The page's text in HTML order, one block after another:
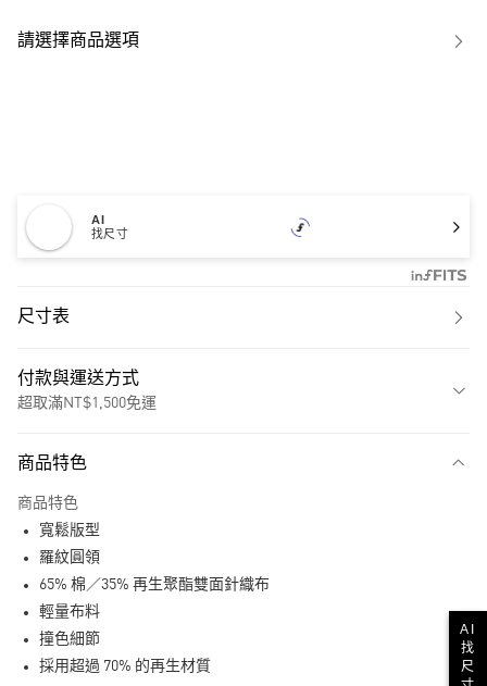
請選擇商品選項
AI
找尺寸
尺寸表
付款與運送方式
超取滿NT$1,500免運
LINE Pay
商品特色
商品特色
寬鬆版型
羅紋圓領
65% 棉／35% 再生聚酯雙面針織布
輕量布料
撞色細節
採用超過 70% 的再生材質
AI
找
尺